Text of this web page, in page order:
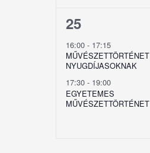
2
esemény,
25
16:00 - 17:15
MŰVÉSZETTÖRTÉNET
NYUGDÍJASOKNAK
17:30 - 19:00
EGYETEMES
MŰVÉSZETTÖRTÉNET